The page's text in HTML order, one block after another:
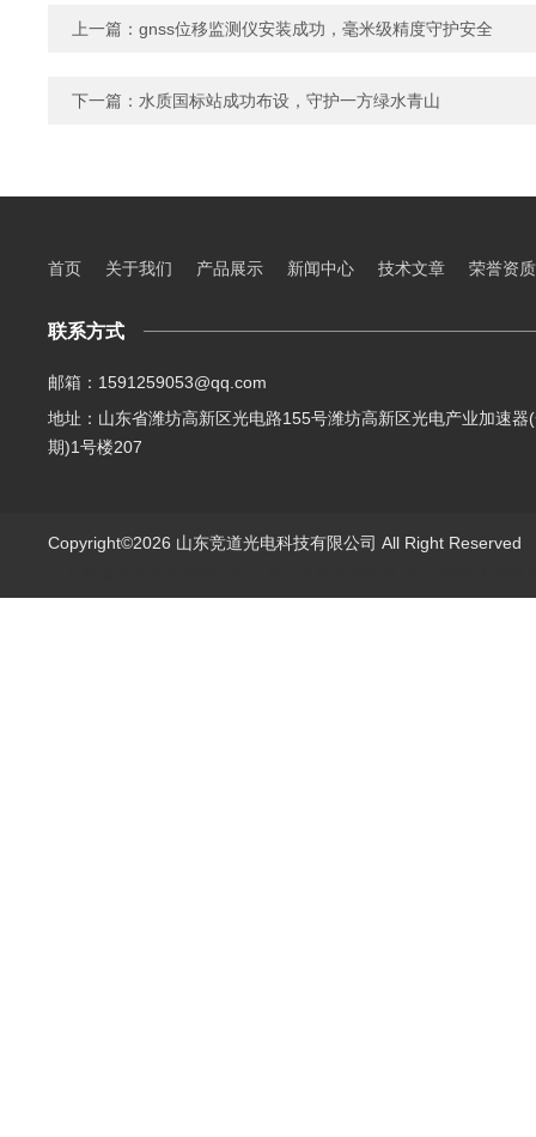
上一篇： gnss位移监测仪安装成功，毫米级精度守护安全
下一篇： 水质国标站成功布设，守护一方绿水青山
首页 关于我们 产品展示 新闻中心 技术文章 荣誉资质
联系方式
邮箱：1591259053@qq.com
地址：山东省潍坊高新区光电路155号潍坊高新区光电产业加速器
期)1号楼207
Copyright©2026 山东竞道光电科技有限公司 All Right